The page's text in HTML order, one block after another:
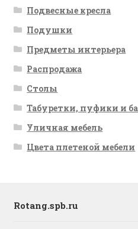
Подвесные кресла
Подушки
Предметы интерьера
Распродажа
Столы
Табуретки, пуфики и
Уличная мебель
Цвета плетеной мебели
Rotang.spb.ru